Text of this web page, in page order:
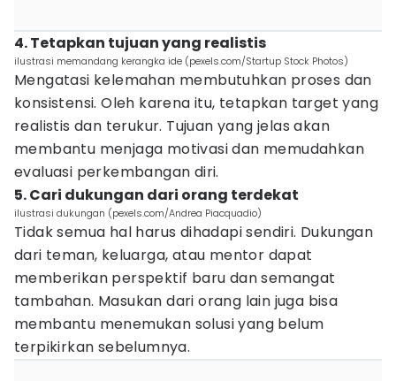
4. Tetapkan tujuan yang realistis
ilustrasi memandang kerangka ide (pexels.com/Startup Stock Photos)
Mengatasi kelemahan membutuhkan proses dan
konsistensi. Oleh karena itu, tetapkan target yang
realistis dan terukur. Tujuan yang jelas akan
membantu menjaga motivasi dan memudahkan
evaluasi perkembangan diri.
5. Cari dukungan dari orang terdekat
ilustrasi dukungan (pexels.com/Andrea Piacquadio)
Tidak semua hal harus dihadapi sendiri. Dukungan
dari teman, keluarga, atau mentor dapat
memberikan perspektif baru dan semangat
tambahan. Masukan dari orang lain juga bisa
membantu menemukan solusi yang belum
terpikirkan sebelumnya.